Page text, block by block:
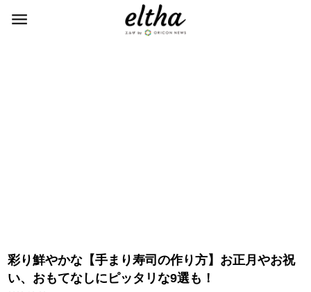
彩り鮮やかな【手まり寿司の作り方】お正月やお祝
い、おもてなしにピッタリな9選も！